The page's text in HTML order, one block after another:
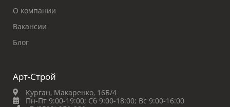
О компании
Вакансии
Блог
Арт-Строй
Курган, Макаренко, 16Б/4
Пн-Пт 9:00-19:00; Сб 9:00-18:00; Вс 9:00-16:00